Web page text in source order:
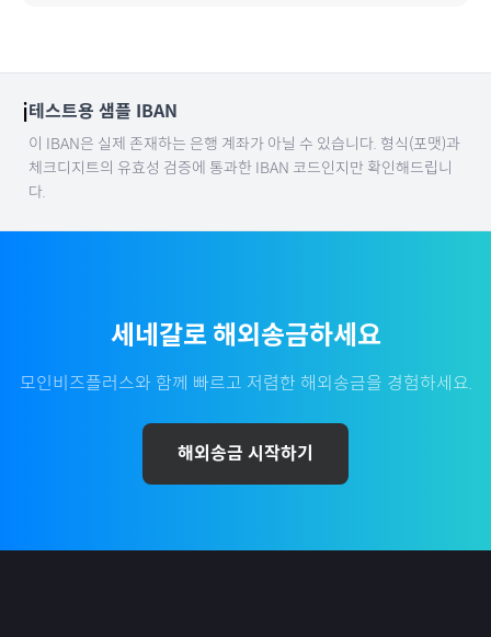
ℹ️테스트용 샘플 IBAN
이 IBAN은 실제 존재하는 은행 계좌가 아닐 수 있습니다. 형식(포맷)과
체크디지트의 유효성 검증에 통과한 IBAN 코드인지만 확인해드립니
다.
세네갈로 해외송금하세요
모인비즈플러스와 함께 빠르고 저렴한 해외송금을 경험하세요.
해외송금 시작하기